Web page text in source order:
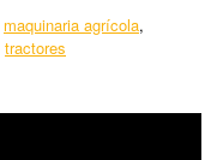
maquinaria agrícola,
tractores